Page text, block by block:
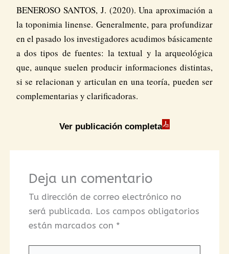
BENEROSO SANTOS, J. (2020). Una aproximación a
la toponimia linense. Generalmente, para profundizar
en el pasado los investigadores acudimos básicamente
a dos tipos de fuentes: la textual y la arqueológica
que, aunque suelen producir informaciones distintas,
si se relacionan y articulan en una teoría, pueden ser
complementarias y clarificadoras.
Ver publicación completa
Deja un comentario
Tu dirección de correo electrónico no
será publicada. Los campos obligatorios
están marcados con *